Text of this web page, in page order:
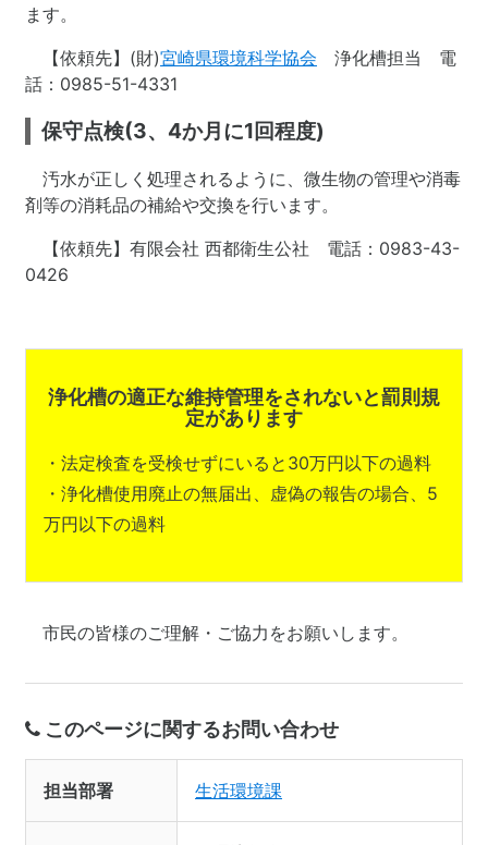
ます。
【依頼先】(財)宮崎県環境科学協会 浄化槽担当 電
話：0985-51-4331
保守点検(3、4か月に1回程度)
汚水が正しく処理されるように、微生物の管理や消毒
剤等の消耗品の補給や交換を行います。
【依頼先】有限会社 西都衛生公社 電話：0983-43-
0426
浄化槽の適正な維持管理をされないと罰則規
定があります
・法定検査を受検せずにいると30万円以下の過料
・浄化槽使用廃止の無届出、虚偽の報告の場合、5
万円以下の過料
市民の皆様のご理解・ご協力をお願いします。
このページに関するお問い合わせ
担当部署 生活環境課